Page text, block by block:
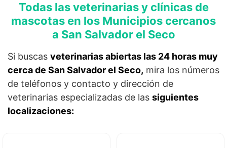
Todas las veterinarias y clínicas de
mascotas en los Municipios cercanos
a San Salvador el Seco
Si buscas veterinarias abiertas las 24 horas muy
cerca de San Salvador el Seco, mira los números
de teléfonos y contacto y dirección de
veterinarias especializadas de las siguientes
localizaciones: